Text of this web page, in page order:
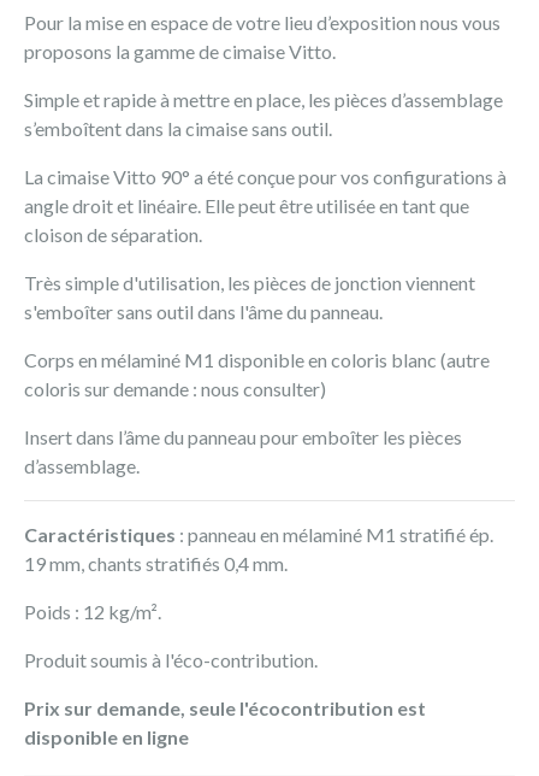
Pour la mise en espace de votre lieu d’exposition nous vous
proposons la gamme de cimaise Vitto.
Simple et rapide à mettre en place, les pièces d’assemblage
s’emboîtent dans la cimaise sans outil.
La cimaise Vitto 90° a été conçue pour vos configurations à
angle droit et linéaire. Elle peut être utilisée en tant que
cloison de séparation.
Très simple d'utilisation, les pièces de jonction viennent
s'emboîter sans outil dans l'âme du panneau.
Corps en mélaminé M1 disponible en coloris blanc (autre
coloris sur demande : nous consulter)
Insert dans l’âme du panneau pour emboîter les pièces
d’assemblage.
Caractéristiques : panneau en mélaminé M1 stratifié ép.
19 mm, chants stratifiés 0,4 mm.
Poids : 12 kg/m².
Produit soumis à l'éco-contribution.
Prix sur demande, seule l'écocontribution est
disponible en ligne